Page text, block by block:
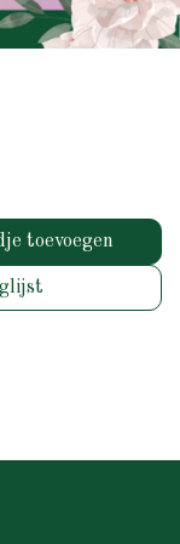
toevoegen